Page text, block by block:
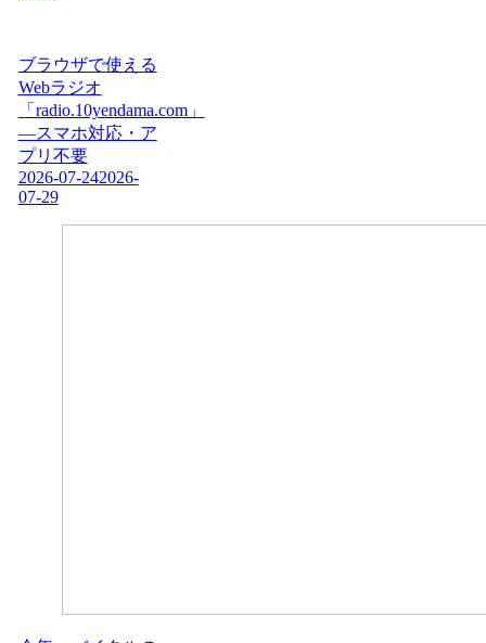
ブラウザで使える
Webラジオ
「radio.10yendama.com」
―スマホ対応・ア
プリ不要
2026-07-242026-
07-29